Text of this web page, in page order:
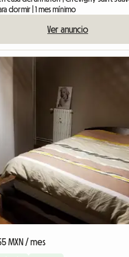
dormir | 1 mes mínimo
Ver anuncio
MXN / mes